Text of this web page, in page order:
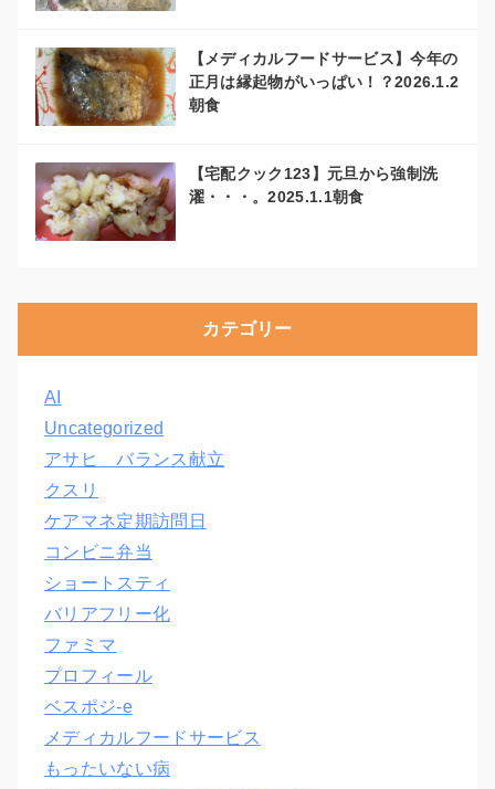
【メディカルフードサービス】今年の
正月は縁起物がいっぱい！？2026.1.2
朝食
【宅配クック123】元旦から強制洗
濯・・・。2025.1.1朝食
カテゴリー
AI
Uncategorized
アサヒ バランス献立
クスリ
ケアマネ定期訪問日
コンビニ弁当
ショートスティ
バリアフリー化
ファミマ
プロフィール
ベスポジ-e
メディカルフードサービス
もったいない病